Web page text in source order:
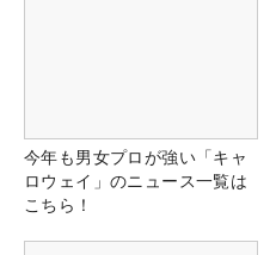
今年も男女プロが強い「キャ
ロウェイ」のニュース一覧は
こちら！